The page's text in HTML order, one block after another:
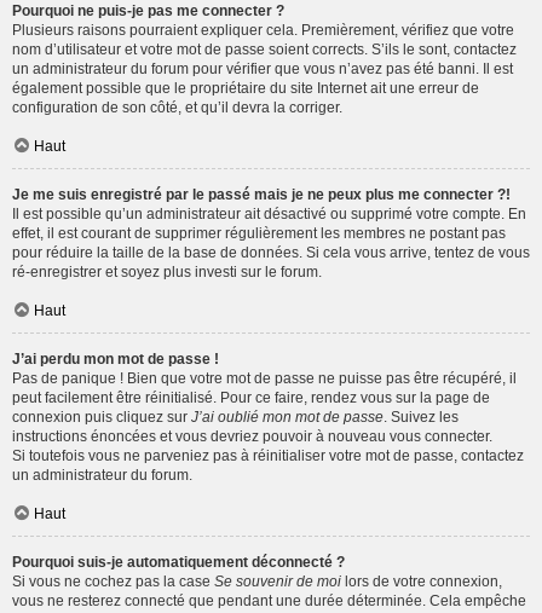
Pourquoi ne puis-je pas me connecter ?
Plusieurs raisons pourraient expliquer cela. Premièrement, vérifiez que votre
nom d’utilisateur et votre mot de passe soient corrects. S’ils le sont, contactez
un administrateur du forum pour vérifier que vous n’avez pas été banni. Il est
également possible que le propriétaire du site Internet ait une erreur de
configuration de son côté, et qu’il devra la corriger.
Haut
Je me suis enregistré par le passé mais je ne peux plus me connecter ?!
Il est possible qu’un administrateur ait désactivé ou supprimé votre compte. En
effet, il est courant de supprimer régulièrement les membres ne postant pas
pour réduire la taille de la base de données. Si cela vous arrive, tentez de vous
ré-enregistrer et soyez plus investi sur le forum.
Haut
J’ai perdu mon mot de passe !
Pas de panique ! Bien que votre mot de passe ne puisse pas être récupéré, il
peut facilement être réinitialisé. Pour ce faire, rendez vous sur la page de
connexion puis cliquez sur J’ai oublié mon mot de passe . Suivez les
instructions énoncées et vous devriez pouvoir à nouveau vous connecter.
Si toutefois vous ne parveniez pas à réinitialiser votre mot de passe, contactez
un administrateur du forum.
Haut
Pourquoi suis-je automatiquement déconnecté ?
Si vous ne cochez pas la case Se souvenir de moi lors de votre connexion,
vous ne resterez connecté que pendant une durée déterminée. Cela empêche